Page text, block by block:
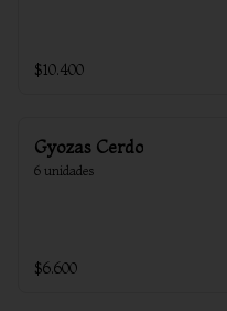
$10.400
Gyozas Cerdo
6 unidades
$6.600